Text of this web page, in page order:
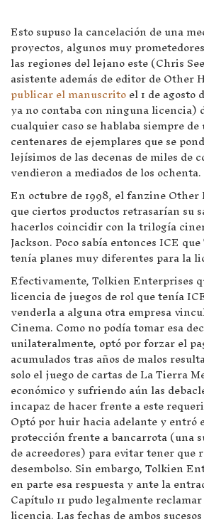
Esto supuso la cancelación de una
proyectos, algunos muy
las regiones del lejano este (Chris
asistente además de editor de Other
publicar el manuscritoel 1 de agosto
ya no contaba con ninguna licencia)
cualquier caso se hablaba siempre de
centenares de ejemplares que se
lejísimos de las decenas de miles de
vendieron a mediados de los ochenta.
En octubre de 1998, el fanzine
que ciertos productos retrasarían su
hacerlos coincidir con la trilogía
Jackson. Poco sabía entonces ICE
tenía planes muy diferentes para la
Efectivamente, Tolkien Enterprises
licencia de juegos de rol que tenía
venderla a alguna otra empresa
Cinema. Como no podía tomar esa
unilateralmente, optó por forzar el
acumulados tras años de malos
solo el juego de cartas de La Tierra
económico y sufriendo aún las
incapaz de hacer frente a este
Optó por huir hacia adelante y entró
protección frente a bancarrota (una
de acreedores) para evitar tener que
desembolso. Sin embargo, Tolkien
en parte esa respuesta y ante la
Capítulo 11 pudo legalmente
licencia. Las fechas de ambos